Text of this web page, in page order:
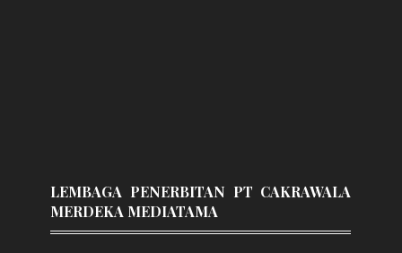
LEMBAGA PENERBITAN PT CAKRAWALA
MERDEKA MEDIATAMA